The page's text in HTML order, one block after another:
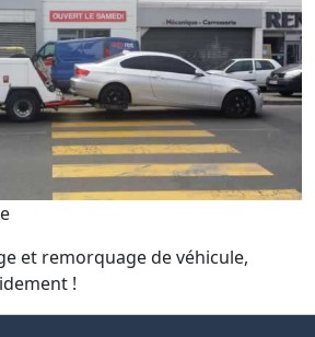
et remorquage de véhicule,
!